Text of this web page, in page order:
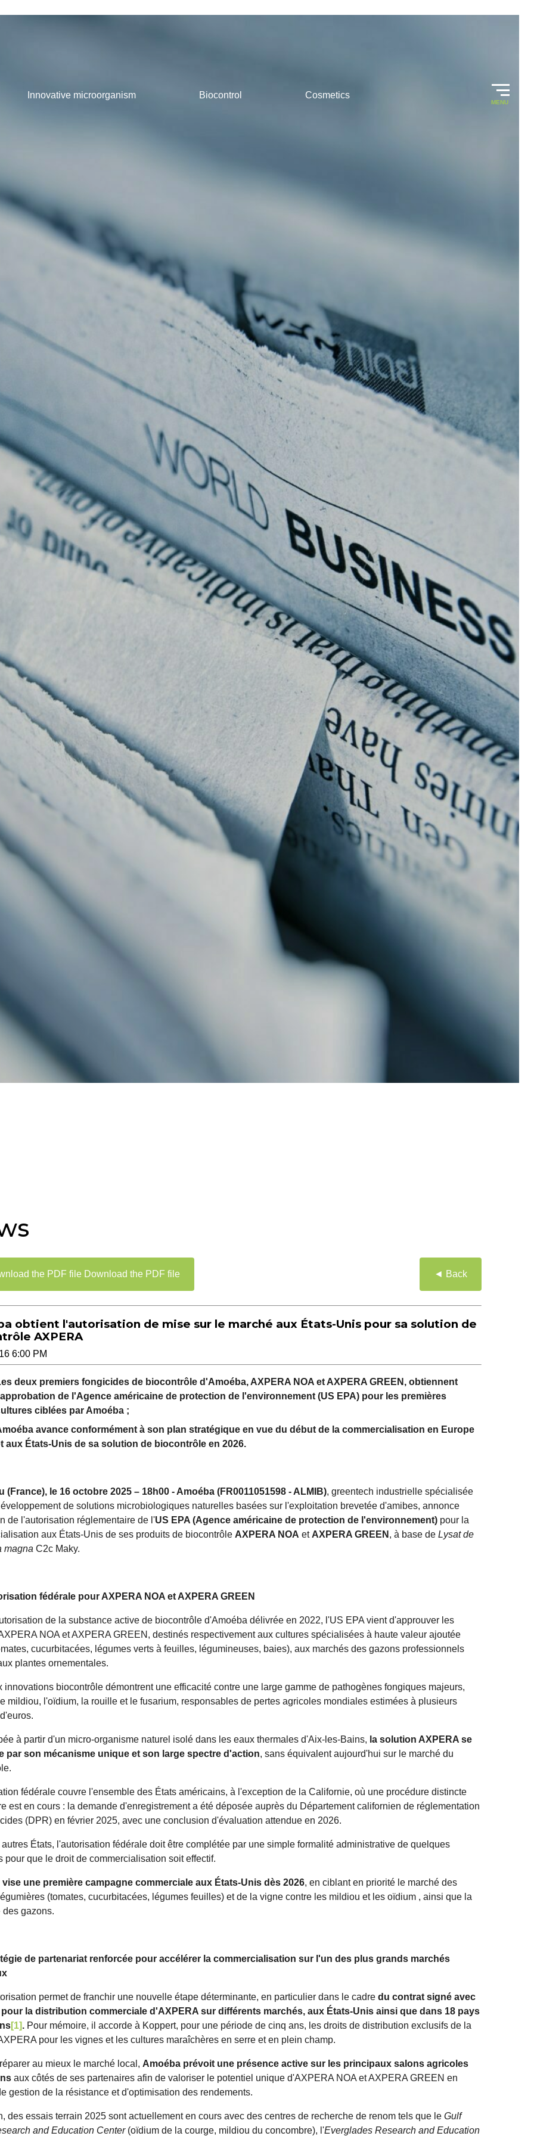
Innovative microorganism Biocontrol Cosmetics
MENU
◄ Back
Download the PDF file
obtient l'autorisation de mise sur le marché aux États-Unis pour sa solution de
AXPERA
6:00 PM
deux premiers fongicides de biocontrôle d'Amoéba, AXPERA NOA et AXPERA GREEN, obtiennent
de l'Agence américaine de protection de l'environnement (US EPA) pour les premières
ciblées par Amoéba ;
avance conformément à son plan stratégique en vue du début de la commercialisation en Europe
aux États-Unis de sa solution de biocontrôle en 2026.
(France), le 16 octobre 2025 – 18h00 - Amoéba (FR0011051598 - ALMIB), greentech industrielle spécialisée
de solutions microbiologiques naturelles basées sur l'exploitation brevetée d'amibes, annonce
de l'autorisation réglementaire de l'US EPA (Agence américaine de protection de l'environnement) pour la
aux États-Unis de ses produits de biocontrôle AXPERA NOA et AXPERA GREEN , à base de Lysat de
magna C2c Maky.
fédérale pour AXPERA NOA et AXPERA GREEN
de la substance active de biocontrôle d'Amoéba délivrée en 2022, l'US EPA vient d'approuver les
NOA et AXPERA GREEN, destinés respectivement aux cultures spécialisées à haute valeur ajoutée
cucurbitacées, légumes verts à feuilles, légumineuses, baies), aux marchés des gazons professionnels
plantes ornementales.
innovations biocontrôle démontrent une efficacité contre une large gamme de pathogènes fongiques majeurs,
mildiou, l'oïdium, la rouille et le fusarium, responsables de pertes agricoles mondiales estimées à plusieurs
à partir d'un micro-organisme naturel isolé dans les eaux thermales d'Aix-les-Bains, la solution AXPERA se
par son mécanisme unique et son large spectre d'action, sans équivalent aujourd'hui sur le marché du
fédérale couvre l'ensemble des États américains, à l'exception de la Californie, où une procédure distincte
est en cours : la demande d'enregistrement a été déposée auprès du Département californien de réglementation
(DPR) en février 2025, avec une conclusion d'évaluation attendue en 2026.
États, l'autorisation fédérale doit être complétée par une simple formalité administrative de quelques
pour que le droit de commercialisation soit effectif.
une première campagne commerciale aux États-Unis dès 2026, en ciblant en priorité le marché des
(tomates, cucurbitacées, légumes feuilles) et de la vigne contre les mildiou et les oïdium , ainsi que la
des gazons.
de partenariat renforcée pour accélérer la commercialisation sur l'un des plus grands marchés
permet de franchir une nouvelle étape déterminante, en particulier dans le cadre du contrat signé avec
la distribution commerciale d'AXPERA sur différents marchés, aux États-Unis ainsi que dans 18 pays
[1]. Pour mémoire, il accorde à Koppert, pour une période de cinq ans, les droits de distribution exclusifs de la
pour les vignes et les cultures maraîchères en serre et en plein champ.
au mieux le marché local, Amoéba prévoit une présence active sur les principaux salons agricoles
aux côtés de ses partenaires afin de valoriser le potentiel unique d'AXPERA NOA et AXPERA GREEN en
gestion de la résistance et d'optimisation des rendements.
des essais terrain 2025 sont actuellement en cours avec des centres de recherche de renom tels que le Gulf
and Education Center (oïdium de la courge, mildiou du concombre), l'Everglades Research and Education